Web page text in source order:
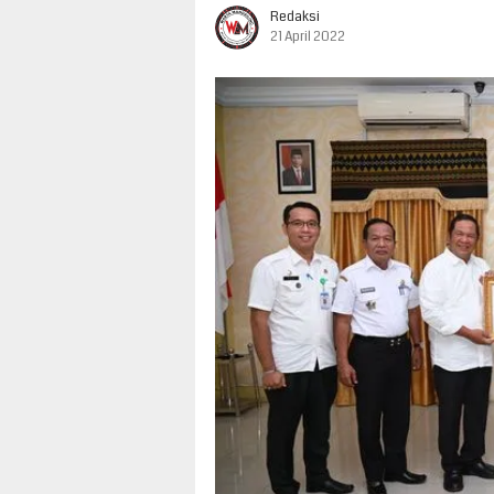
Redaksi
21 April 2022